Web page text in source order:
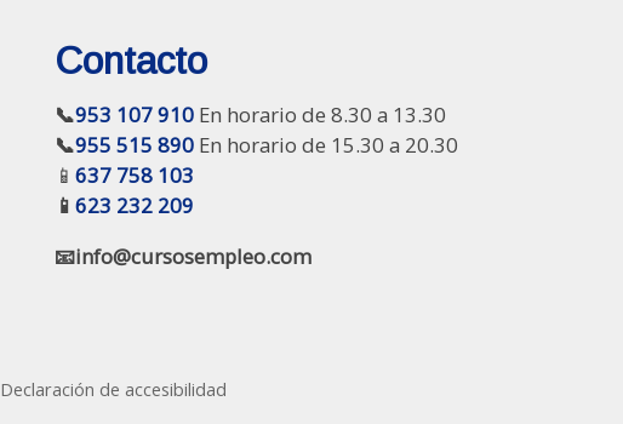
Contacto
📞953 107 910En horario de 8.30 a 13.30
📞955 515 890En horario de 15.30 a 20.30
📱 637 758 103
📱 623 232 209
📧info@cursosempleo.com
Declaración de accesibilidad